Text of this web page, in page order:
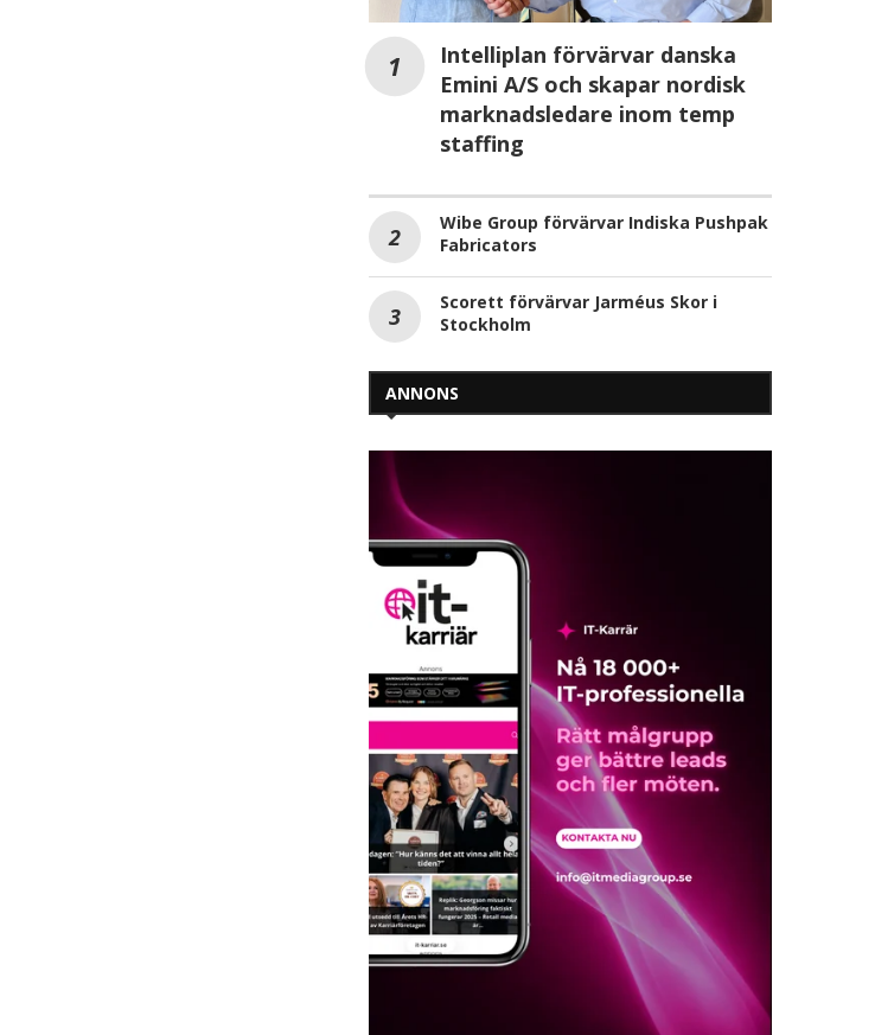
Intelliplan förvärvar danska
Emini A/S och skapar nordisk
marknadsledare inom temp
staffing
Wibe Group förvärvar Indiska Pushpak
Fabricators
Scorett förvärvar Jarméus Skor i
Stockholm
ANNONS